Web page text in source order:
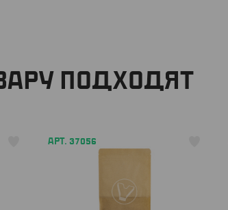
ПОДХОДЯТ
АРТ. 37056